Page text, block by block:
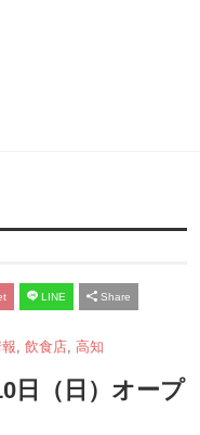
LINE Share
飲食店, 高知
日（日）オープ